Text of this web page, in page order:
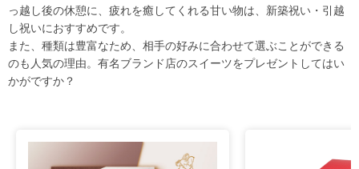
っ越し後の休憩に、疲れを癒してくれる甘い物は、新築祝い・引越
し祝いにおすすめです。
また、種類は豊富なため、相手の好みに合わせて選ぶことができる
のも人気の理由。有名ブランド店のスイーツをプレゼントしてはい
かがですか？